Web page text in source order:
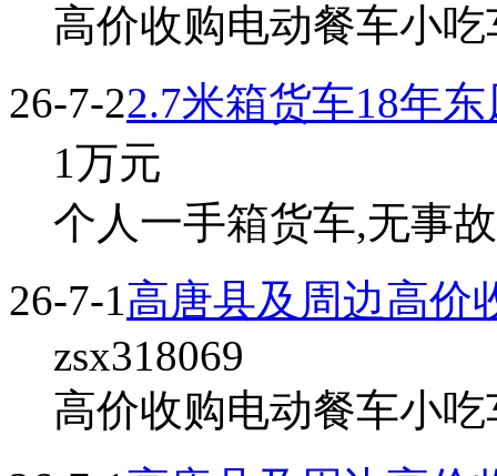
高价收购电动餐车小
26-7-22.7米箱货车18年
1万元
个人一手箱货车,无事
26-7-1高唐县及周边高价
zsx318069
高价收购电动餐车小